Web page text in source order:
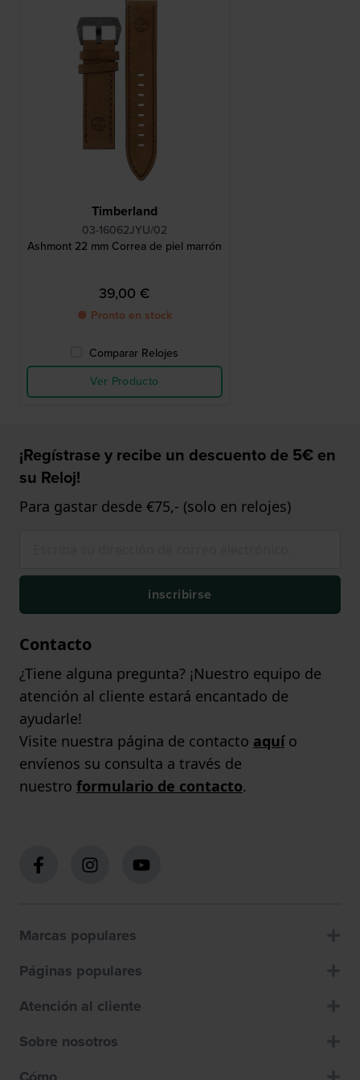
Timberland
03-16062JYU/02
Ashmont 22 mm Correa de piel marrón
39,00 €
● Pronto en stock
Comparar Relojes
Ver Producto
¡Regístrase y recibe un descuento de 5€ en
su Reloj!
Para gastar desde €75,- (solo en relojes)
inscribirse
Contacto
¿Tiene alguna pregunta? ¡Nuestro equipo de
atención al cliente estará encantado de
ayudarle!
Visite nuestra página de contacto aquío
envíenos su consulta a través de
nuestro formulario de contacto.
Marcas populares
Páginas populares
Atención al cliente
Sobre nosotros